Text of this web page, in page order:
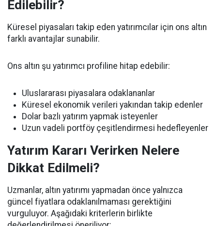
Edilebilir?
Küresel piyasaları takip eden yatırımcılar için ons altın
farklı avantajlar sunabilir.
Ons altın şu yatırımcı profiline hitap edebilir:
Uluslararası piyasalara odaklananlar
Küresel ekonomik verileri yakından takip edenler
Dolar bazlı yatırım yapmak isteyenler
Uzun vadeli portföy çeşitlendirmesi hedefleyenler
Yatırım Kararı Verirken Nelere
Dikkat Edilmeli?
Uzmanlar, altın yatırımı yapmadan önce yalnızca
güncel fiyatlara odaklanılmaması gerektiğini
vurguluyor. Aşağıdaki kriterlerin birlikte